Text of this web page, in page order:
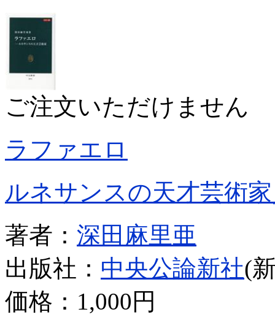
ご注文いただけません
ラファエロ
ルネサンスの天才芸術
著者： 深田麻里亜
出版社： 中央公論新社(
価格： 1,000円